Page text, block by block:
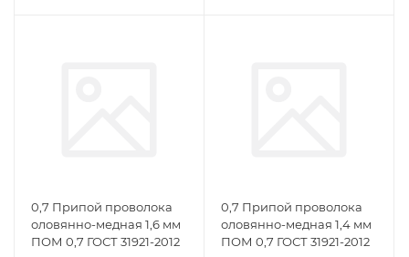
0,7 Припой проволока
оловянно-медная 1,6 мм
ПОМ 0,7 ГОСТ 31921-2012
0,7 Припой проволока
оловянно-медная 1,4 мм
ПОМ 0,7 ГОСТ 31921-2012